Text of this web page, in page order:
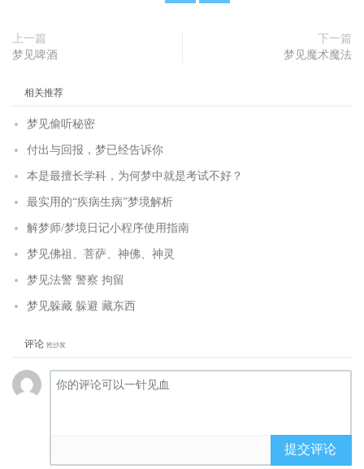
上一篇
梦见啤酒
下一篇
梦见魔术魔法
相关推荐
梦见偷听秘密
付出与回报，梦已经告诉你
本是最擅长学科，为何梦中就是考试不好？
最实用的“疾病生病”梦境解析
解梦师/梦境日记小程序使用指南
梦见佛祖、菩萨、神佛、神灵
梦见法警 警察 拘留
梦见躲藏 躲避 藏东西
评论 抢沙发
提交评论